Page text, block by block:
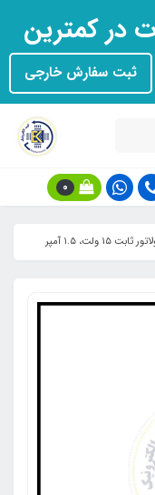
در کمترین
ثبت سفارش خارجی
0